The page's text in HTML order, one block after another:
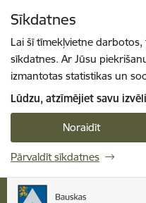
Sīkdatnes
Lai šī tīmekļvietne
sīkdatnes. Ar Jūsu
izmantotas statistikas un
Lūdzu, atzīmējiet savu
Noraidīt
Pārvaldīt sīkdatnes